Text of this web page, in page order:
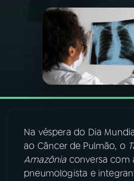
PROGRAMAS
PODCASTS
07 ÚLTIMAS
FESTIVAL DE MÚSICA
Na véspera do Dia
ao Câncer de Pulmão, o
Amazôniaconversa com
pneumologista e